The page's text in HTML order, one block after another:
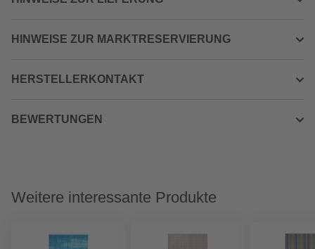
HINWEISE ZUR MARKTRESERVIERUNG
HERSTELLERKONTAKT
BEWERTUNGEN
Weitere interessante Produkte